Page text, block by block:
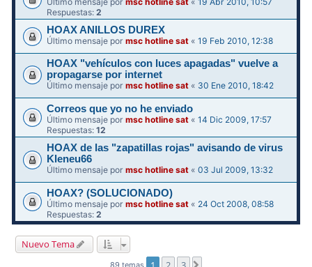
Respuestas:2
HOAX ANILLOS DUREX
Último mensaje pormsc hotline sat «19 Feb 2010, 12:38
HOAX "vehículos con luces apagadas" vuelve a
propagarse por internet
Último mensaje pormsc hotline sat « 30 Ene 2010, 18:42
Correos que yo no he enviado
Último mensaje pormsc hotline sat «14 Dic 2009, 17:57
Respuestas:12
HOAX de las "zapatillas rojas" avisando de virus
Kleneu66
Último mensaje pormsc hotline sat «03 Jul 2009, 13:32
HOAX? (SOLUCIONADO)
Último mensaje pormsc hotline sat « 24 Oct 2008, 08:58
Respuestas:2
Nuevo Tema
89 temas